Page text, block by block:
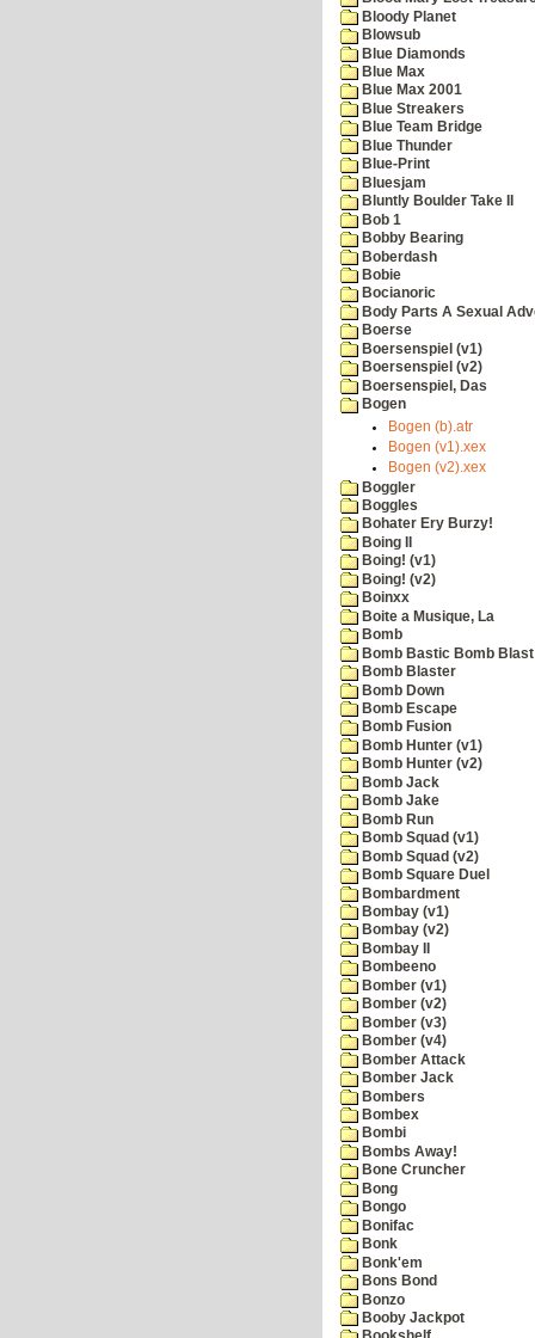
Bloody Planet
Blowsub
Blue Diamonds
Blue Max
Blue Max 2001
Blue Streakers
Blue Team Bridge
Blue Thunder
Blue-Print
Bluesjam
Bluntly Boulder Take II
Bob 1
Bobby Bearing
Boberdash
Bobie
Bocianoric
Body Parts A Sexual
Boerse
Boersenspiel (v1)
Boersenspiel (v2)
Boersenspiel, Das
Bogen
Bogen (b).atr
Bogen (v1).xex
Bogen (v2).xex
Boggler
Boggles
Bohater Ery Burzy!
Boing II
Boing! (v1)
Boing! (v2)
Boinxx
Boite a Musique, La
Bomb
Bomb Bastic Bomb
Bomb Blaster
Bomb Down
Bomb Escape
Bomb Fusion
Bomb Hunter (v1)
Bomb Hunter (v2)
Bomb Jack
Bomb Jake
Bomb Run
Bomb Squad (v1)
Bomb Squad (v2)
Bomb Square Duel
Bombardment
Bombay (v1)
Bombay (v2)
Bombay II
Bombeeno
Bomber (v1)
Bomber (v2)
Bomber (v3)
Bomber (v4)
Bomber Attack
Bomber Jack
Bombers
Bombex
Bombi
Bombs Away!
Bone Cruncher
Bong
Bongo
Bonifac
Bonk
Bonk'em
Bons Bond
Bonzo
Booby Jackpot